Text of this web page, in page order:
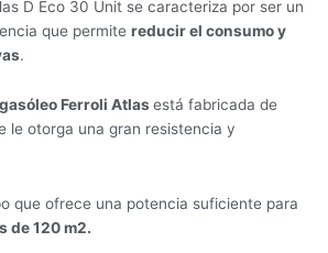
D Eco 30 Unit se caracteriza por ser un
que permite reducir el consumo y
.
Ferroli Atlas está fabricada de
le otorga una gran resistencia y
que ofrece una potencia suficiente para
de 120 m2.